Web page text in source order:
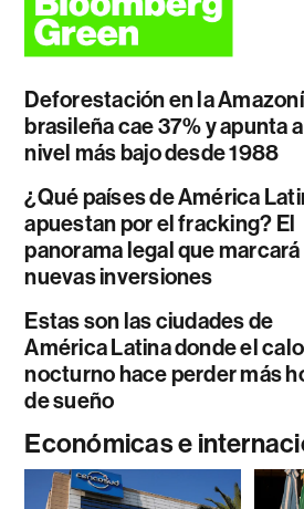
Deforestación en la
brasileña cae 37% y apunta
nivel más bajo desde 1988
¿Qué países de América
apuestan por el fracking? El
panorama legal que marcará
nuevas inversiones
Estas son las ciudades de
América Latina donde el
nocturno hace perder más
de sueño
Económicas e